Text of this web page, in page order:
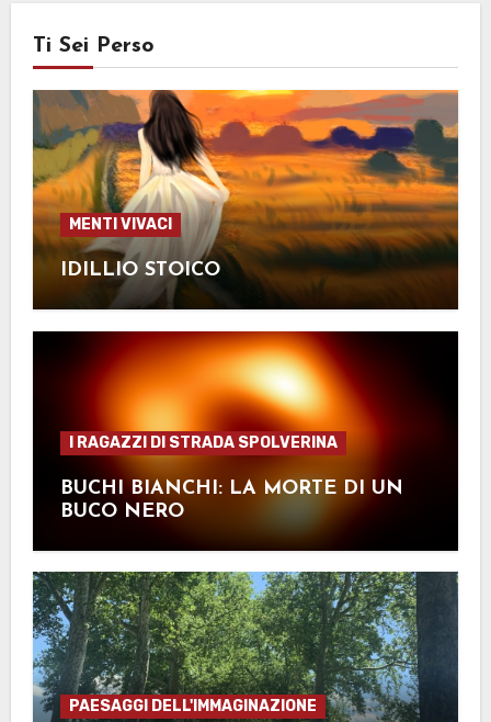
Ti Sei Perso
MENTI VIVACI
IDILLIO STOICO
I RAGAZZI DI STRADA SPOLVERINA
BUCHI BIANCHI: LA MORTE DI UN
BUCO NERO
PAESAGGI DELL'IMMAGINAZIONE